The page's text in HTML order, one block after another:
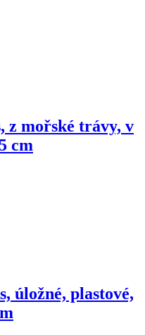
z mořské trávy, v
cm
úložné, plastové,